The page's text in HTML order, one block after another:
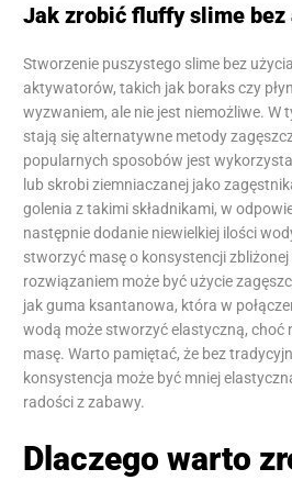
Jak zrobić fluffy slime bez
Stworzenie puszystego slime bez
aktywatorów, takich jak boraks czy
wyzwaniem, ale nie jest niemożliwe. W
stają się alternatywne metody
popularnych sposobów jest
lub skrobi ziemniaczanej jako
golenia z takimi składnikami, w
następnie dodanie niewielkiej ilości
stworzyć masę o konsystencji
rozwiązaniem może być użycie
jak guma ksantanowa, która w
wodą może stworzyć elastyczną, choć
masę. Warto pamiętać, że bez
konsystencja może być mniej
radości z zabawy.
Dlaczego warto